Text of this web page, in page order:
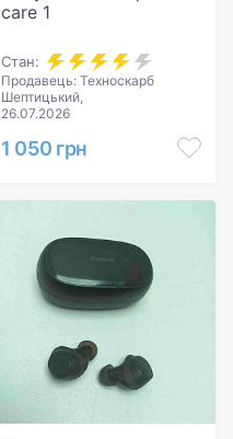
care 1
Стан:
Продавець: Техноскарб
Шептицький,
26.07.2026
1 050 грн